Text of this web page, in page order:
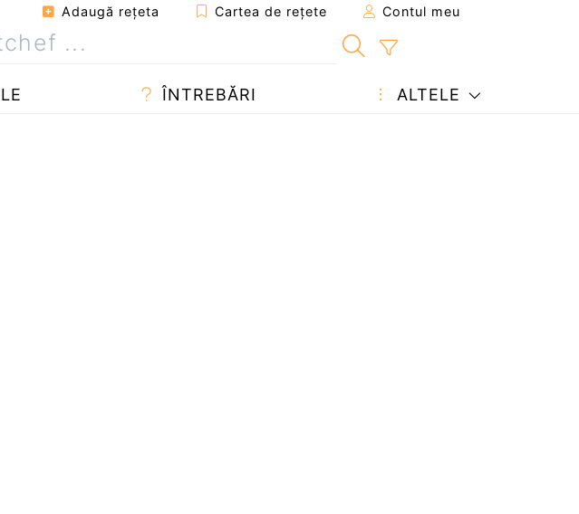
Adaugă reţeta Cartea de rețete Contul meu
ÎNTREBĂRI ALTELE